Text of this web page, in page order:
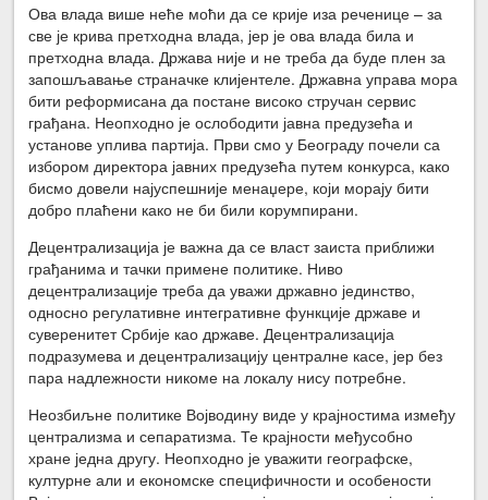
Ова влада више неће моћи да се крије иза реченице – за
све је крива претходна влада, јер је ова влада била и
претходна влада. Држава није и не треба да буде плен за
запошљавање страначке клијентеле. Државна управа мора
бити реформисана да постане високо стручан сервис
грађана. Неопходно је ослободити јавна предузећа и
установе уплива партија. Први смо у Београду почели са
избором директора јавних предузећа путем конкурса, како
бисмо довели најуспешније менаџере, који морају бити
добро плаћени како не би били корумпирани.
Децентрализација је важна да се власт заиста приближи
грађанима и тачки примене политике. Ниво
децентрализације треба да уважи државно јединство,
односно регулативне интегративне функције државе и
суверенитет Србије као државе. Децентрализација
подразумева и децентрализацију централне касе, јер без
пара надлежности никоме на локалу нису потребне.
Неозбиљне политике Војводину виде у крајностима између
централизма и сепаратизма. Те крајности међусобно
хране једна другу. Неопходно је уважити географске,
културне али и економске специфичности и особености